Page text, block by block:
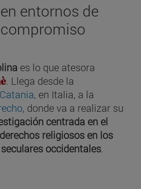
entornos de
es lo que atesora
. Llega desde la
, en Italia, a la
, donde va a realizar su
centrada en el
religiosos en los
occidentales.